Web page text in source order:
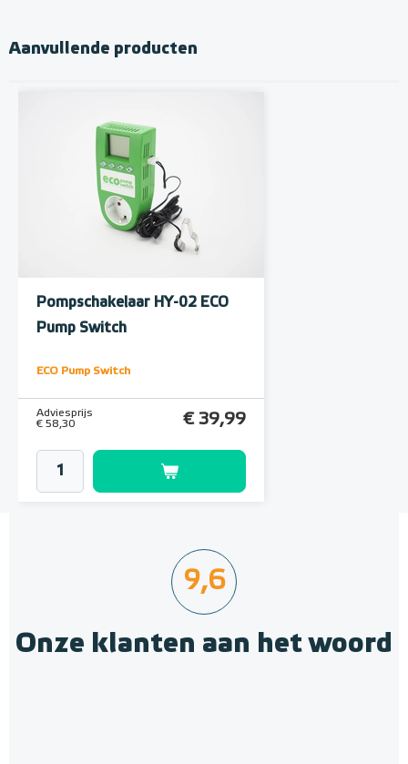
Aanvullende producten
Pompschakelaar HY-02 ECO
Pump Switch
ECO Pump Switch
Adviesprijs
€ 58,30
€ 39,99
9,6
Onze klanten aan het woord